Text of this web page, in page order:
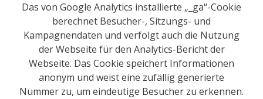
Das von Google Analytics installierte „_ga“-Cookie
berechnet Besucher-, Sitzungs- und
Kampagnendaten und verfolgt auch die Nutzung
der Webseite für den Analytics-Bericht der
Webseite. Das Cookie speichert Informationen
anonym und weist eine zufällig generierte
Nummer zu, um eindeutige Besucher zu erkennen.